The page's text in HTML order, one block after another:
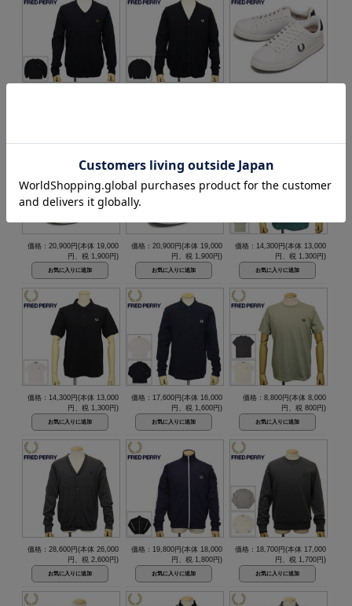
価格：20,900円(本体 19,000
円、税 1,900円)
価格：20,900円(本体 19,000
円、税 1,900円)
価格：14,300円(本体 13,000
円、税 1,300円)
価格：14,300円(本体 13,000
円、税 1,300円)
価格：17,600円(本体 16,000
円、税 1,600円)
価格：8,800円(本体 8,000
円、税 800円)
価格：28,600円(本体 26,000
円、税 2,600円)
価格：19,800円(本体 18,000
円、税 1,800円)
価格：18,700円(本体 17,000
円、税 1,700円)